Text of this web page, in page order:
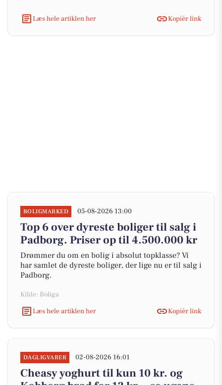
Læs hele artiklen her Kopiér link
BOLIGMARKED 05-08-2026 13:00
Top 6 over dyreste boliger til salg i
Padborg. Priser op til 4.500.000 kr
Drømmer du om en bolig i absolut topklasse? Vi
har samlet de dyreste boliger, der lige nu er til salg i
Padborg.
Kilde: Boliga
Læs hele artiklen her
Kopiér link
DAGLIGVARER 02-08-2026 16:01
Cheasy yoghurt til kun 10 kr. og